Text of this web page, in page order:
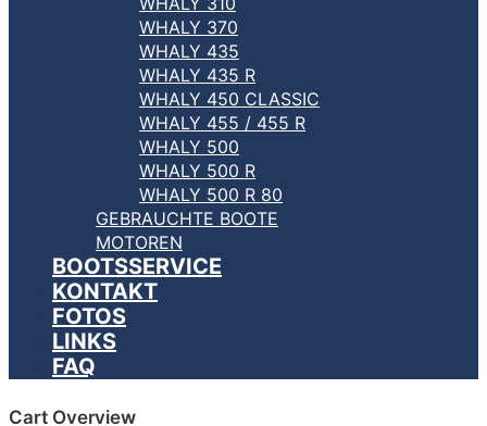
WHALY 370
WHALY 435
WHALY 435 R
WHALY 450 CLASSIC
WHALY 455 / 455 R
WHALY 500
WHALY 500 R
WHALY 500 R 80
GEBRAUCHTE BOOTE
MOTOREN
BOOTSSERVICE
KONTAKT
FOTOS
LINKS
FAQ
Cart Overview